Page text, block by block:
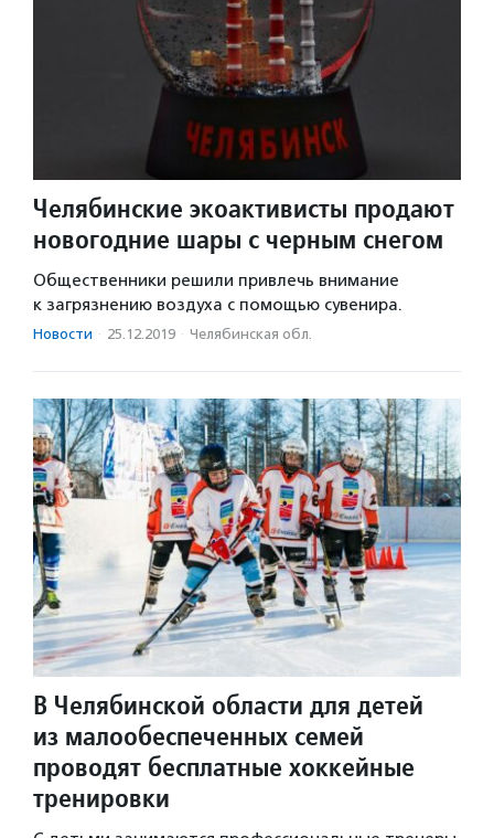
Челябинские экоактивисты продают
новогодние шары с черным снегом
Общественники решили привлечь внимание
к загрязнению воздуха с помощью сувенира.
Новости · 25.12.2019 · Челябинская обл.
В Челябинской области для детей
из малообеспеченных семей
проводят бесплатные хоккейные
тренировки